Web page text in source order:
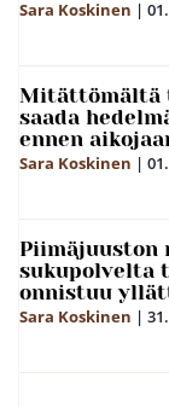
Sara Koskinen |
Mitättömältä
saada
ennen
Sara Koskinen |
Piimäjuuston
sukupolvelta
onnistuu
Sara Koskinen |